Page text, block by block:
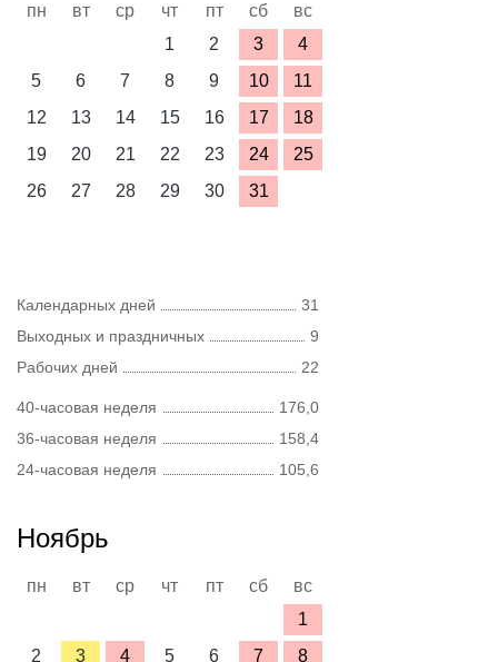
пн вт ср чт пт сб
вс
1
2 3
4
5
6 7 8 9 10
11
12
13 14 15 16 17
18
19
20 21 22 23 24
25
26
27 28 29 30 31
Календарных дней
31
Выходных и праздничных
9
Рабочих дней
22
40-часовая неделя
176,0
36-часовая неделя
158,4
24-часовая неделя
105,6
Ноябрь
пн вт ср чт пт сб
вс
1
2
3 4 5 6 7 8